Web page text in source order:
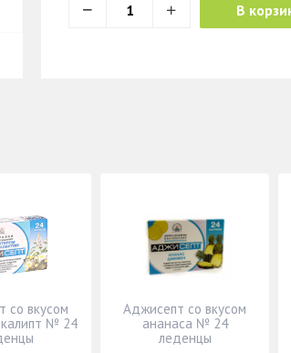
В
со вкусом
№ 24
Аджисепт со вкусом
ананаса № 24
леденцы